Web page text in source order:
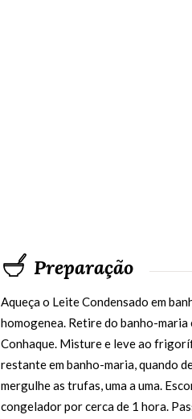
Preparação
Aqueça o Leite Condensado em
homogenea. Retire do banho-
Conhaque. Misture e leve ao
restante em banho-maria, quando
mergulhe as trufas, uma a uma.
congelador por cerca de 1 hora.